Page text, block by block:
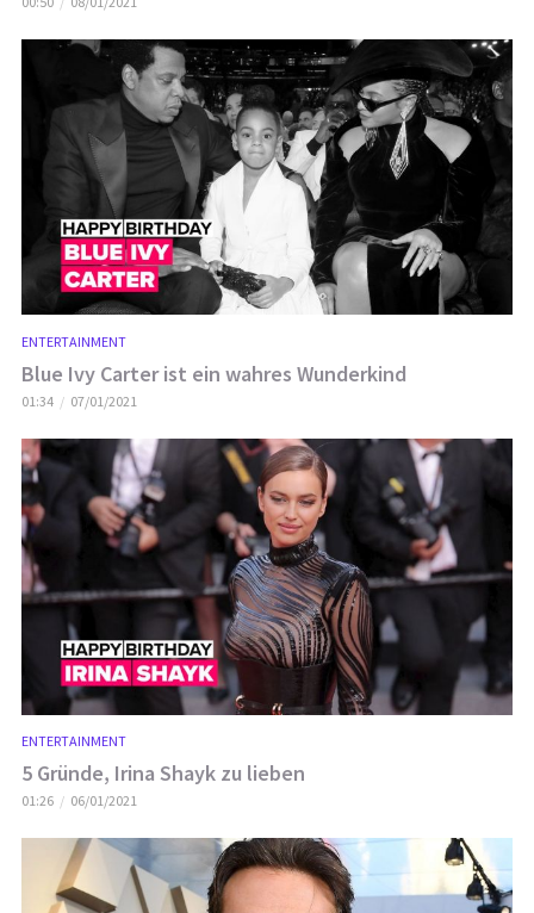
ENTERTAINMENT
Blue Ivy Carter ist ein wahres Wunderkind
01:34 07/01/2021
ENTERTAINMENT
5 Gründe, Irina Shayk zu lieben
01:26 06/01/2021